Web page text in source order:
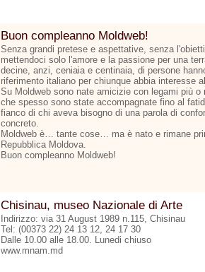
Buon compleanno Moldweb!
Senza grandi pretese e aspettative, senza
mettendoci solo l'amore e la passione per una
decine, anzi, ceniaia e centinaia, di persone
riferimento italiano per chiunque abbia interesse
Su Moldweb sono nate amicizie con legami più
che spesso sono state accompagnate fino al
fianco di chi aveva bisogno di una parola di
concreto.
Moldweb è… tante cose… ma è nato e rimane
Repubblica Moldova.
Buon compleanno Moldweb!
Chisinau, museo Nazionale di Arte
Indirizzo: via 31 August 1989 n.115, Chisinau
Tel: (00373 22) 24 13 12, 24 17 30
Dalle 10.00 alle 18.00. Lunedi chiuso
www.mnam.md